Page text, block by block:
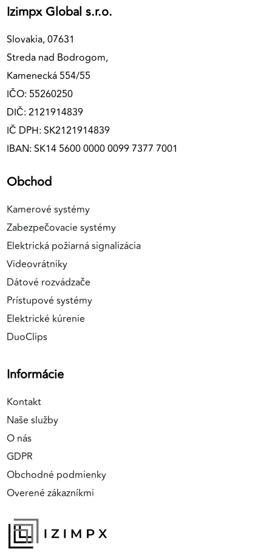
Izimpx Global s.r.o.
Slovakia, 07631
Streda nad Bodrogom,
Kamenecká 554/55
IČO: 55260250
DIČ: 2121914839
IČ DPH: SK2121914839
IBAN: SK14 5600 0000 0099 7377 7001
Obchod
Kamerové systémy
Zabezpečovacie systémy
Elektrická požiarná signalizácia
Videovrátniky
Dátové rozvádzače
Prístupové systémy
Elektrické kúrenie
DuoClips
Informácie
Kontakt
Naše služby
O nás
GDPR
Obchodné podmienky
Overené zákazníkmi